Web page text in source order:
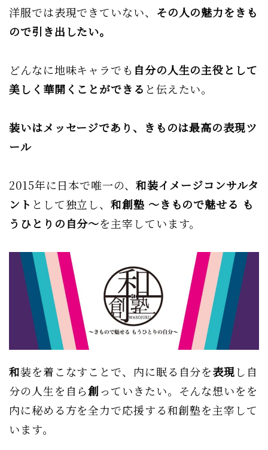
洋服では表現できていない、 その人の魅力をきも
ので引き出したい。
どんなに地味キャラでも 自分の人生の主役として
美しく華開くことができる と伝えたい。
装いはメッセージであり、きものは最高の表現ツ
ール
2015年に日本で唯一の、 和装イメージコンサルタ
ント として独立し、和創塾 〜きもので魅せる も
うひとりの自分〜を主宰しています。
和装を着こなすことで、内に眠る自分を表現し自
分の人生を自ら創っていきたい。そんな想いをを
内に秘める方を全力で応援する和創塾を主宰して
います。